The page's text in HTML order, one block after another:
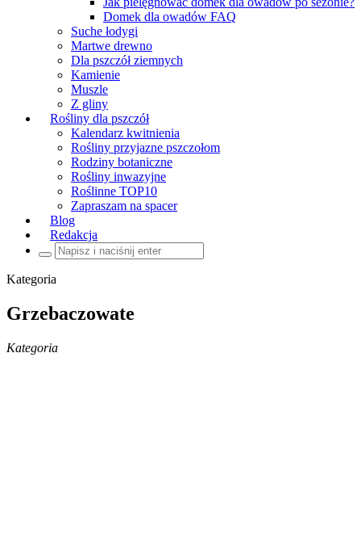
Domek dla owadów FAQ
Suche łodygi
Martwe drewno
Dla pszczół ziemnych
Kamienie
Muszle
Z gliny
Rośliny dla pszczół
Kalendarz kwitnienia
Rośliny przyjazne pszczołom
Rodziny botaniczne
Rośliny inwazyjne
Roślinne TOP10
Zapraszam na spacer
Blog
Redakcja
Szukaj:
Kategoria
Grzebaczowate
Kategoria